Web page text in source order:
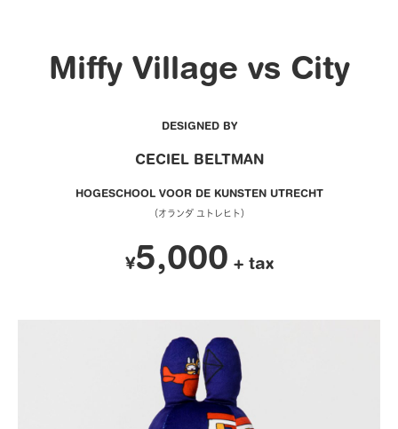
Miffy Village vs City
DESIGNED BY
CECIEL BELTMAN
HOGESCHOOL VOOR DE KUNSTEN UTRECHT
（オランダ ユトレヒト）
¥5,000 + tax